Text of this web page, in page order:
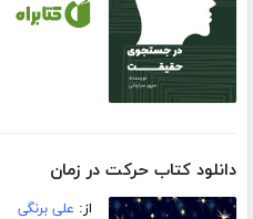
دانلود کتاب حرکت در زمان
از: علی برنگی